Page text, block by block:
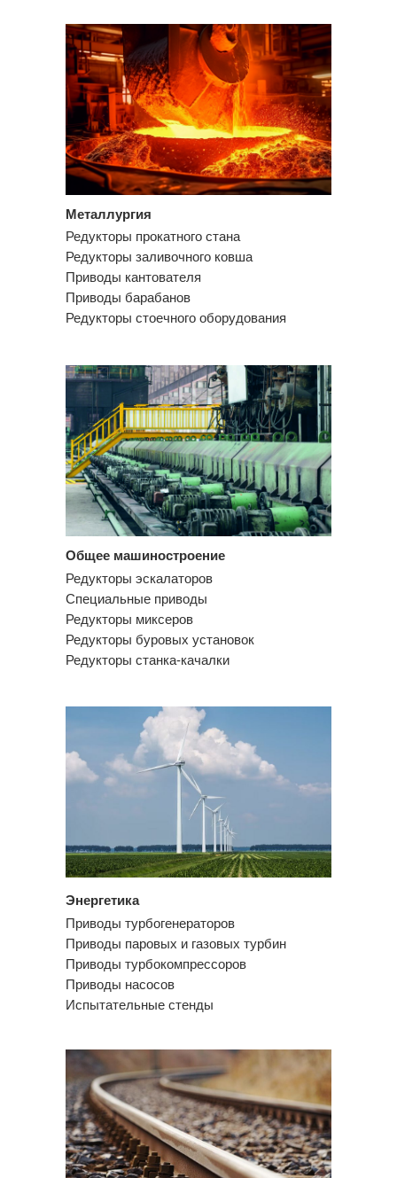
Металлургия
Общее машиностроение
Редукторы прокатного стана
Редукторы заливочного ковша
Приводы кантователя
Приводы барабанов
Редукторы стоечного оборудования
Редукторы эскалаторов
Специальные приводы
Редукторы миксеров
Редукторы буровых установок
Редукторы станка-качалки
Приводы турбогенераторов
Приводы паровых и газовых турбин
Приводы турбокомпрессоров
Приводы насосов
Испытательные стенды
Энергетика